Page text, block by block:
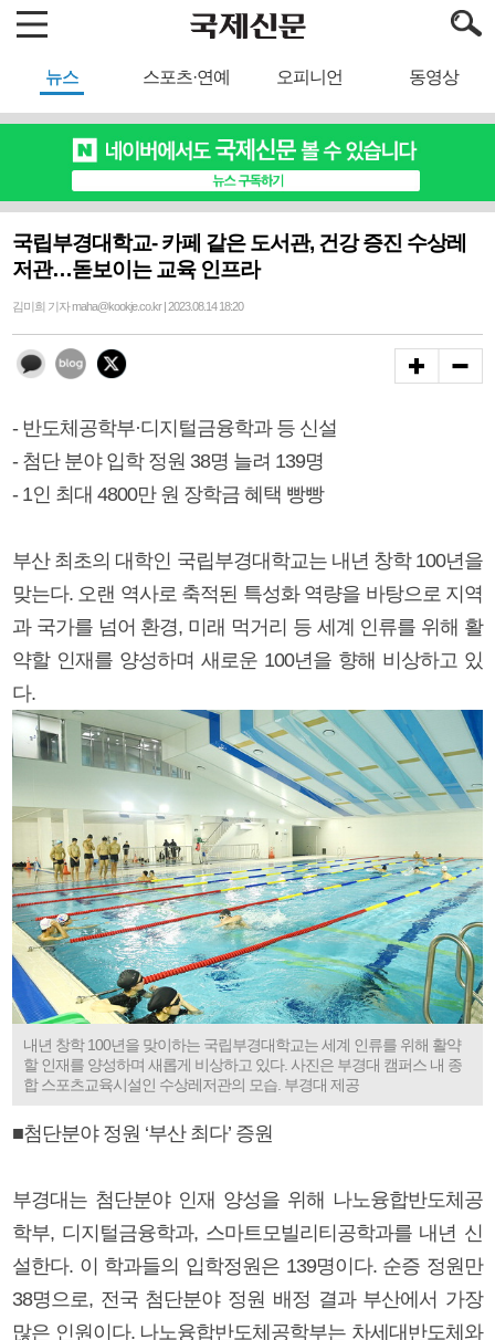
뉴스 스포츠·연예 오피니언 동영상
국립부경대학교- 카페 같은 도서관, 건강 증진 수상레
저관…돋보이는 교육 인프라
김미희 기자 maha@kookje.co.kr | 2023.08.14 18:20
- 반도체공학부·디지털금융학과 등 신설
- 첨단 분야 입학 정원 38명 늘려 139명
- 1인 최대 4800만 원 장학금 혜택 빵빵
부산 최초의 대학인 국립부경대학교는 내년 창학 100년을
맞는다. 오랜 역사로 축적된 특성화 역량을 바탕으로 지역
과 국가를 넘어 환경, 미래 먹거리 등 세계 인류를 위해 활
약할 인재를 양성하며 새로운 100년을 향해 비상하고 있
다.
내년 창학 100년을 맞이하는 국립부경대학교는 세계 인류를 위해 활약
할 인재를 양성하며 새롭게 비상하고 있다. 사진은 부경대 캠퍼스 내 종
합 스포츠교육시설인 수상레저관의 모습. 부경대 제공
■첨단분야 정원 ‘부산 최다’ 증원
부경대는 첨단분야 인재 양성을 위해 나노융합반도체공
학부, 디지털금융학과, 스마트모빌리티공학과를 내년 신
설한다. 이 학과들의 입학정원은 139명이다. 순증 정원만
38명으로, 전국 첨단분야 정원 배정 결과 부산에서 가장
많은 인원이다. 나노융합반도체공학부는 차세대반도체와